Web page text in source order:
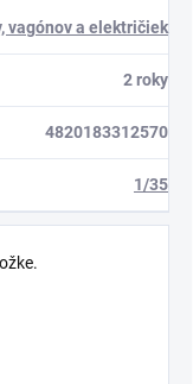
vagónov a električiek
2 roky
4820183312570
1/35